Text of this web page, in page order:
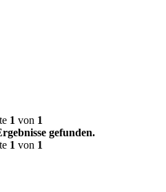
1 von 1
gefunden.
1 von 1